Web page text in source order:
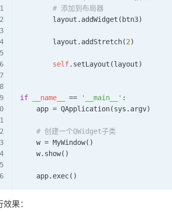
        # 添加到布局器
        layout.
addWidget (btn3)
        layout.
addStretch(2)
        self
. setLayout (layout)
if __name__ == '__main__' :
    app
= QApplication(sys.argv)
    # 创建一个QWidget子类
    w
= MyWindow()
    w.
show()
    app.
exec()
果：